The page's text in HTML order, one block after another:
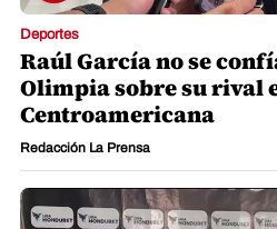
Deportes
Raúl García no se
Olimpia sobre su rival
Centroamericana
Redacción La Prensa